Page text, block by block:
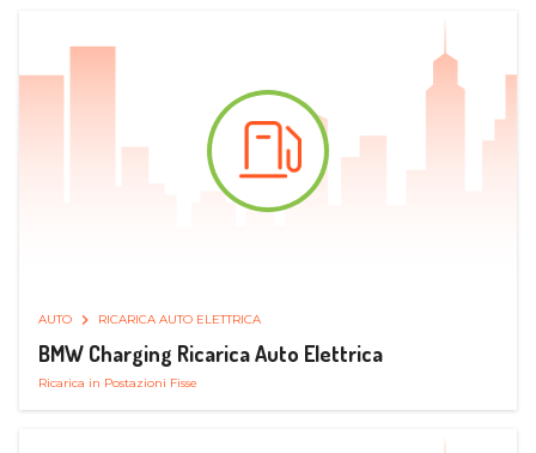
AUTO RICARICA AUTO ELETTRICA
BMW Charging Ricarica Auto Elettrica
Ricarica in Postazioni Fisse